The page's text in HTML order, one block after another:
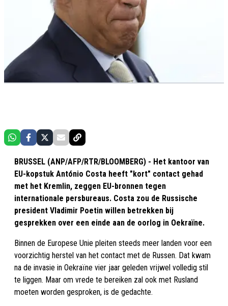
BRUSSEL (ANP/AFP/RTR/BLOOMBERG) - Het kantoor van
EU-kopstuk António Costa heeft "kort" contact gehad
met het Kremlin, zeggen EU-bronnen tegen
internationale persbureaus. Costa zou de Russische
president Vladimir Poetin willen betrekken bij
gesprekken over een einde aan de oorlog in Oekraïne.
Binnen de Europese Unie pleiten steeds meer landen voor een
voorzichtig herstel van het contact met de Russen. Dat kwam
na de invasie in Oekraïne vier jaar geleden vrijwel volledig stil
te liggen. Maar om vrede te bereiken zal ook met Rusland
moeten worden gesproken, is de gedachte.